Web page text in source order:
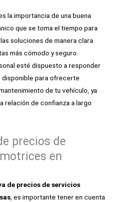
la importancia de una buena
que se toma el tiempo para
soluciones de manera clara
más cómodo y seguro.
esté dispuesto a responder
disponible para ofrecerte
de tu vehículo, ya
relación de confianza a largo
precios de
en
de precios de servicios
, es importante tener en cuenta